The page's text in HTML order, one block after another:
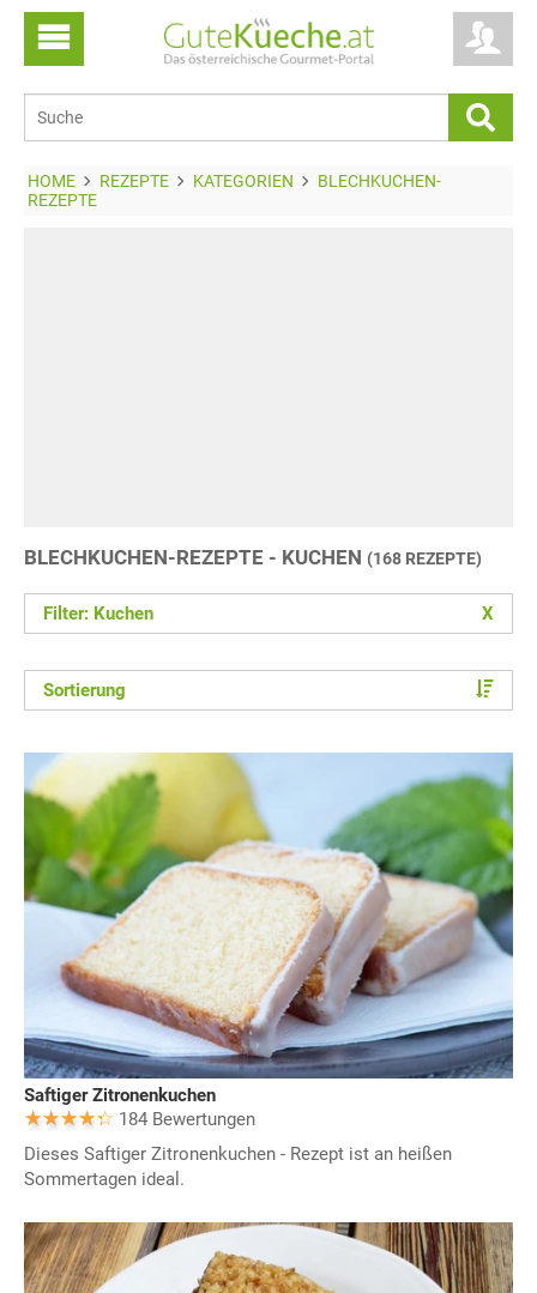
HOME REZEPTE KATEGORIEN
BLECHKUCHEN-
REZEPTE
BLECHKUCHEN-REZEPTE - KUCHEN (168 REZEPTE)
Filter: Kuchen X
Sortierung
Saftiger Zitronenkuchen
184 Bewertungen
Dieses Saftiger Zitronenkuchen - Rezept ist an heißen
Sommertagen ideal.